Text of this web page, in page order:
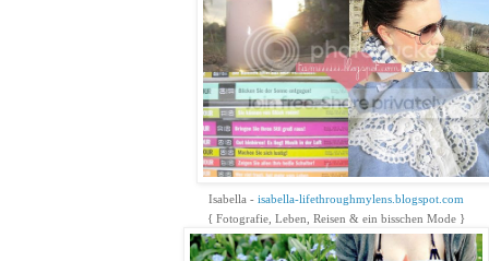
Isabella - isabella-lifethroughmylens.blogspot.com
{ Fotografie, Leben, Reisen & ein bisschen Mode }